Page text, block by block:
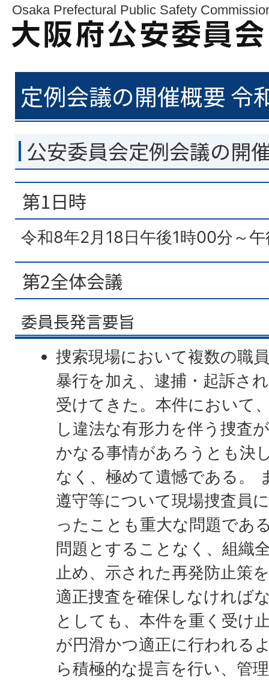
Osaka Prefectural Public Safety
定例会議の開催概要 令
公安委員会定例会議の開
第1日時
令和8年2月18日午後1時00分～
第2全体会議
委員長発言要旨
捜索現場において複数の職
暴行を加え、逮捕・起訴さ
受けてきた。本件において
し違法な有形力を伴う捜査
かなる事情があろうとも決
なく、極めて遺憾である。
遵守等について現場捜査員
ったことも重大な問題であ
問題とすることなく、組織
止め、示された再発防止策
適正捜査を確保しなければ
としても、本件を重く受け
が円滑かつ適正に行われる
ら積極的な提言を行い、管